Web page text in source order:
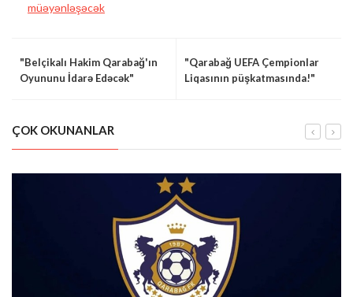
müəyənləşəcək
"Belçikalı Hakim Qarabağ'ın
Oyununu İdarə Edəcək"
"Qarabağ UEFA Çempionlar
Liqasının püşkatmasında!"
ÇOK OKUNANLAR